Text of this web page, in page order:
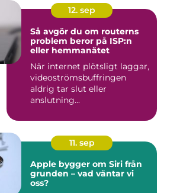
12. sep
Så avgör du om routerns
problem beror på ISP:n
eller hemmanätet
När internet plötsligt laggar,
videoströmsbuffringen
aldrig tar slut eller
anslutning...
11. sep
Apple bygger om Siri från
grunden – vad väntar vi
oss?